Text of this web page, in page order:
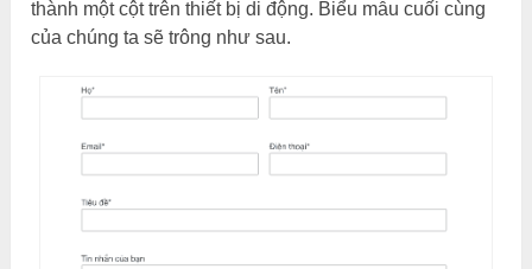
thành một cột trên thiết bị di động. Biểu mẫu cuối cùng
của chúng ta sẽ trông như sau.